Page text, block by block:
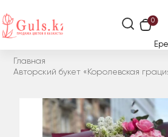
0
Главная
Авторский букет «Королевская